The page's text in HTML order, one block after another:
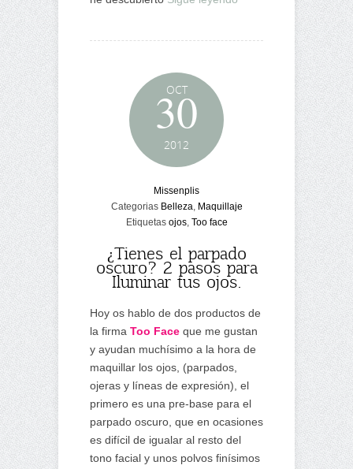
OCT
30
2012
Missenplis
Categorias Belleza, Maquillaje
Etiquetas ojos, Too face
¿Tienes el parpado
oscuro? 2 pasos para
Iluminar tus ojos.
Hoy os hablo de dos productos de
la firma Too Face que me gustan
y ayudan muchísimo a la hora de
maquillar los ojos, (parpados,
ojeras y líneas de expresión), el
primero es una pre-base para el
parpado oscuro, que en ocasiones
es difícil de igualar al resto del
tono facial y unos polvos finísimos